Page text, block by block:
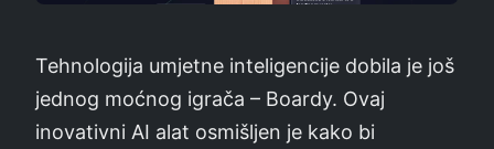
Tehnologija umjetne inteligencije dobila je još
jednog moćnog igrača – Boardy. Ovaj
inovativni AI alat osmišljen je kako bi